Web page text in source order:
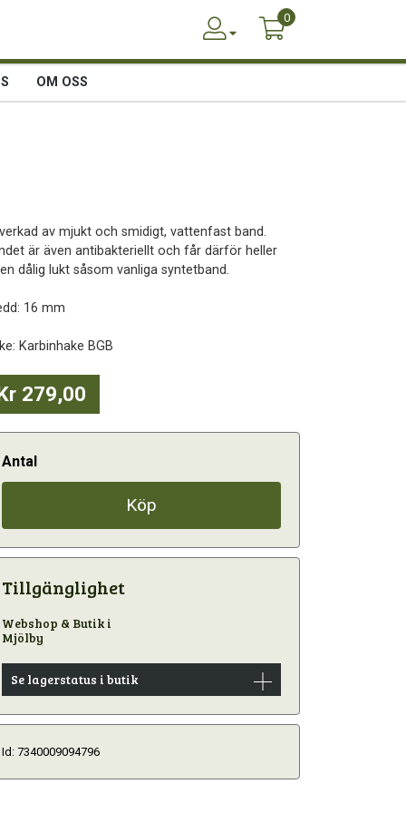
0
OM OSS
av mjukt och smidigt, vattenfast band.
är även antibakteriellt och får därför heller
dålig lukt såsom vanliga syntetband.
16 mm
Karbinhake BGB
279,00
Antal
Köp
Tillgänglighet
Webshop & Butik i
Mjölby
Se lagerstatus i butik
Id: 7340009094796